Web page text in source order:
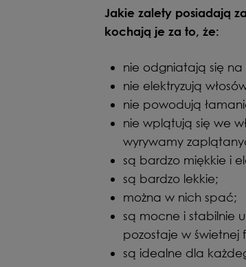
Jakie zalety posiadają
kochają je za to, że:
nie odgniatają się na
nie elektryzują
nie powodują
nie wplątują się we
wyrywamy
są bardzo miękkie i
są bardzo lekkie;
można w nich spać;
są mocne i stabilnie
pozostaje w świetnej
są idealne dla